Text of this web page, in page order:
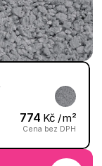
774 Kč / m²
Cena bez DPH